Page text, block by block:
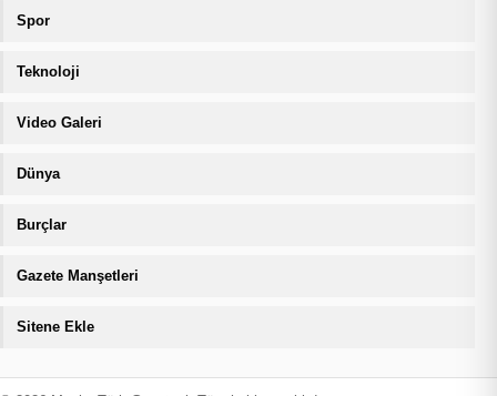
Spor
Teknoloji
Video Galeri
Dünya
Burçlar
Gazete Manşetleri
Sitene Ekle